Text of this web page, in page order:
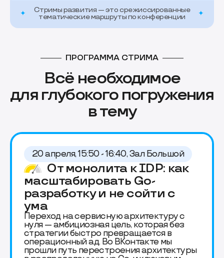
Стримы развития — это срежиссированные
тематические маршруты по конференции
ПРОГРАММА СТРИМА
Всё необходимое
для глубокого погружения
в тему
20 апреля, 15:50 - 16:40, Зал Большой
От монолита к IDP: как
масштабировать Go-
разработку и не сойти с
ума
Переход на сервисную архитектуру с
нуля — амбициозная цель, которая без
стратегии быстро превращается в
операционный ад. Во ВКонтакте мы
прошли путь перестроения архитектуры